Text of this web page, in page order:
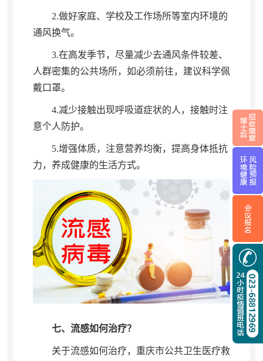
2.做好家庭、学校及工作场所等室内环境的
通风换气。
3.在高发季节， 尽量减少去通风条件较差、
人群密集的公共场所，如必须前往， 建议科学佩
戴口罩。
4.减少接触出现呼吸道症状的人 ， 接触时注
意个人防护。
5.增强体质， 注意营养均衡，提高身体抵抗
力， 养成健康的生活方式。
七、流感如何治疗？
关于流感如何治疗， 重庆市公共卫生医疗救